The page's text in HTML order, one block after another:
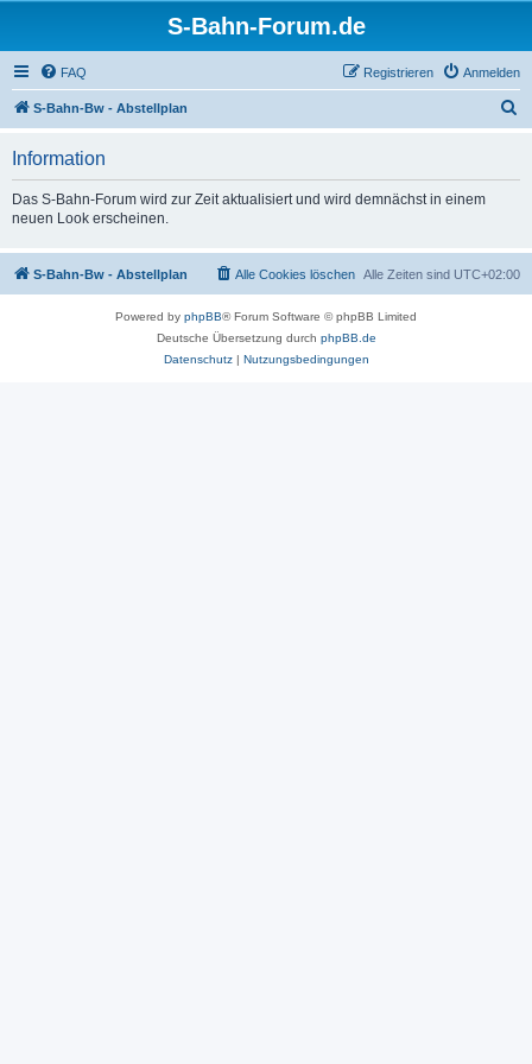
S-Bahn-Forum.de
FAQ Anmelden
Registrieren
S-Bahn-Bw - Abstellplan
Information
Das S-Bahn-Forum wird zur Zeit aktualisiert und wird demnächst in einem
neuen Look erscheinen.
S-Bahn-Bw - Abstellplan Alle Zeiten sind UTC+02:00
Alle Cookies löschen
Powered by phpBB® Forum Software © phpBB Limited
Deutsche Übersetzung durch phpBB.de
Datenschutz| Nutzungsbedingungen